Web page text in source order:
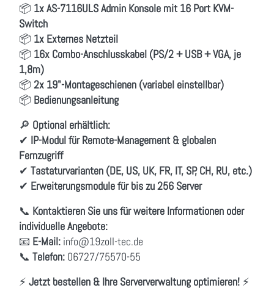
📦 1x AS-7116ULS Admin Konsole mit 16 Port KVM-
Switch
📦 1x Externes Netzteil
📦 16x Combo-Anschlusskabel (PS/2 + USB + VGA, je
1,8m)
📦 2x 19"-Montageschienen (variabel einstellbar)
📦 Bedienungsanleitung
🔎 Optional erhältlich:
✔ IP-Modul für Remote-Management & globalen
Fernzugriff
✔ Tastaturvarianten (DE, US, UK, FR, IT, SP, CH, RU, etc.)
✔ Erweiterungsmodule für bis zu 256 Server
📞 Kontaktieren Sie uns für weitere Informationen oder
individuelle Angebote:
📧 E-Mail: info@19zoll-tec.de
📞 Telefon: 06727/75570-55
⚡ Jetzt bestellen & Ihre Serververwaltung optimieren! ⚡